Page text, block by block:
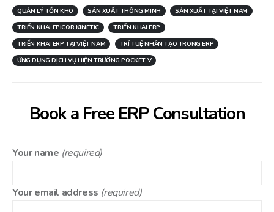
QUẢN LÝ TỒN KHO
SẢN XUẤT THÔNG MINH
SẢN XUẤT TẠI VIỆT NAM
TRIỂN KHAI EPICOR KINETIC
TRIỂN KHAI ERP
TRIỂN KHAI ERP TẠI VIỆT NAM
TRÍ TUỆ NHÂN TẠO TRONG ERP
ỨNG DỤNG DỊCH VỤ HIỆN TRƯỜNG POCKET V
Book a Free ERP Consultation
Your name (required)
Your email address (required)